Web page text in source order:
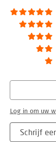
Schrijf
Log in om uw